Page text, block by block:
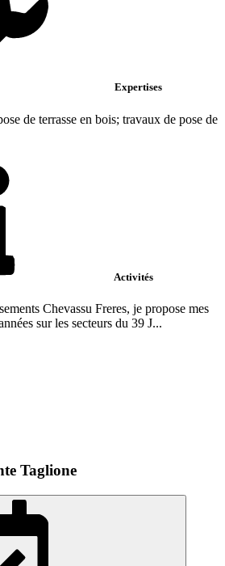
Expertises
de terrasse en bois; travaux de pose de
Activités
Chevassu Freres, je propose mes
sur les secteurs du 39 J...
Taglione